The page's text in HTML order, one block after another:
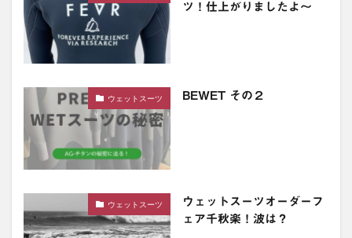
ツ！仕上がりましたよ〜
ウェットスーツ BEWET その２
ウェットスーツ
ウェットスーツオーダーフ
ェア千秋楽！波は？